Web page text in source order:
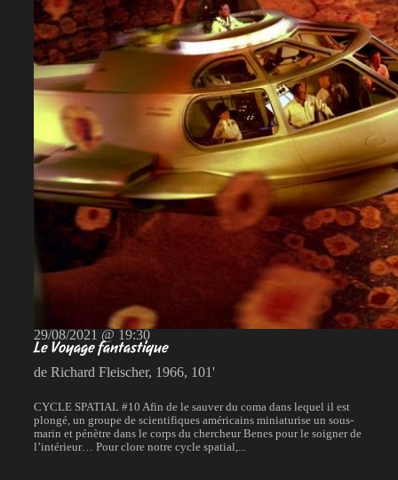
29/08/2021 @ 19:30
Le Voyage fantastique
de Richard Fleischer, 1966, 101'
CYCLE SPATIAL #10 Afin de le sauver du coma dans lequel il est
plongé, un groupe de scientifiques américains miniaturise un sous-
marin et pénètre dans le corps du chercheur Benes pour le soigner de
l’intérieur… Pour clore notre cycle spatial,...